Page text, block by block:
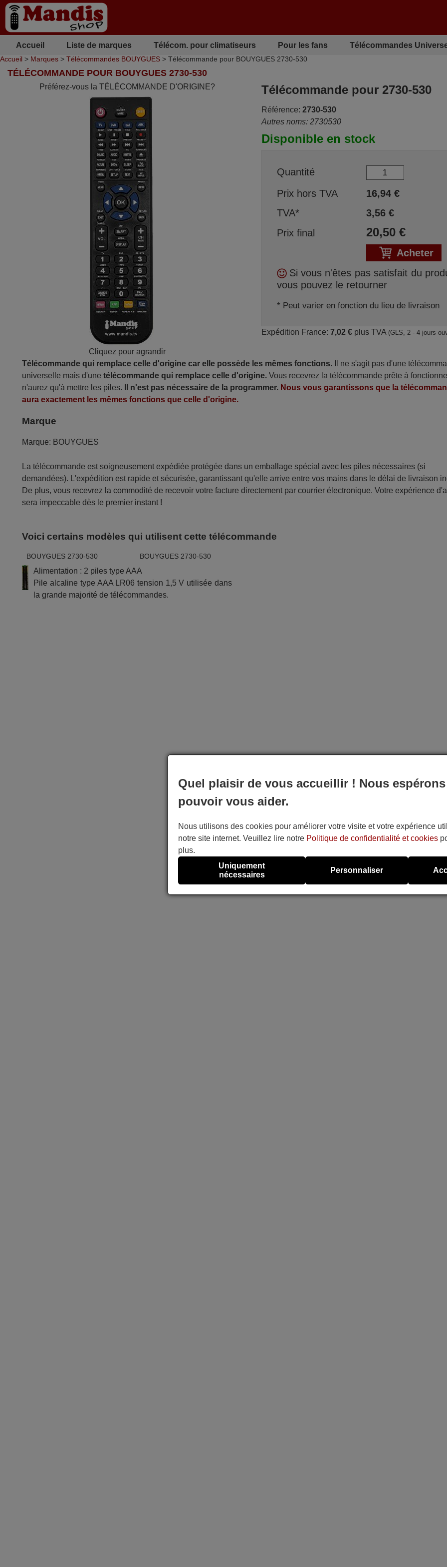
Accueil Liste de marques Télécom. pour climatiseurs Pour les fans Télécommandes
Accueil > Marques > Télécommandes BOUYGUES > Télécommande pour BOUYGUES 2730-530
TÉLÉCOMMANDE POUR BOUYGUES 2730-530
Préférez-vous la TÉLÉCOMMANDE D'ORIGINE?
Cliquez pour agrandir
Télécommande pour 2730-530
Référence: 2730-530
Autres noms: 2730530
Disponible en stock
Quantité
Prix hors TVA
16,94€
TVA*
3,56€
Prix final
20,50€
Acheter
Si vous n'êtes pas satisfait du
vous pouvez le retourner
* Peut varier en fonction du lieu de livraison
Expédition France: 7,02 €plus TVA (GLS, 2 - 4 jours
Télécommande qui remplace celle d'origine car elle possède les mêmes fonctions. Il ne s'agit pas d'une
universelle mais d'unetélécommande qui remplace celle d'origine. Vous recevrez la télécommande prête à
n'aurez qu'à mettre les piles.
Il n'est pas nécessaire de la programmer. Nous vous garantissons que la
aura exactement les mêmes fonctions que celle d'origine.
Marque
Marque: BOUYGUES
La télécommande est soigneusement expédiée protégée dans un emballage spécial avec les piles nécessaires (si
demandées). L'expédition est rapide et sécurisée, garantissant qu'elle arrive entre vos mains dans le délai de livraison
De plus, vous recevrez la commodité de recevoir votre facture directement par courrier électronique. Votre expérience
sera impeccable dès le premier instant !
Voici certains modèles qui utilisent cette télécommande
BOUYGUES 2730-530 BOUYGUES 2730-530
Alimentation : 2 piles type AAA
Pile alcaline type AAA LR06 tension 1,5 V utilisée dans
la grande majorité de télécommandes.
Quel plaisir de vous accueillir ! Nous espérons
pouvoir vous aider.
Nous utilisons des cookies pour améliorer votre visite et votre expérience
notre site internet. Veuillez lire notre Politique de confidentialité et cookies
plus.
Uniquement
nécessaires
Personnaliser